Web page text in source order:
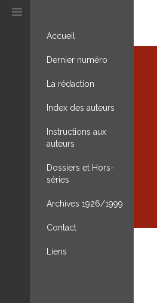
Accueil
Dernier numéro
La rédaction
Index des auteurs
Instructions aux
auteurs
Dossiers et Hors-
séries
Archives 1926/1999
Contact
Liens